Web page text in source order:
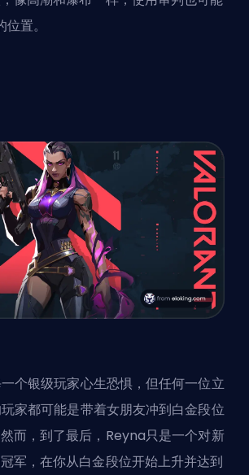
置。
个银级玩家心生恐惧，但任何一位立
家都可能是带着女朋友冲到白金段位
而，到了最后，Reyna只是一个对新
军，在你从白金段位开始上升并达到